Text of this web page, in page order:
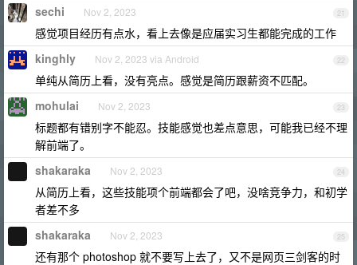
21
sechi Nov 2, 2023
感觉项目经历有点水，看上去像是应届实习生都能完成的工作
22
kinghly Nov 2, 2023 via Android
单纯从简历上看，没有亮点。感觉是简历跟薪资不匹配。
23
mohulai Nov 2, 2023
标题都有错别字不能忍。技能感觉也差点意思，可能我已经不理
解前端了。
24
shakaraka Nov 2, 2023
从简历上看，这些技能项个前端都会了吧，没啥竞争力，和初学
者差不多
25
shakaraka Nov 2, 2023
还有那个 photoshop 就不要写上去了，又不是网页三剑客的时